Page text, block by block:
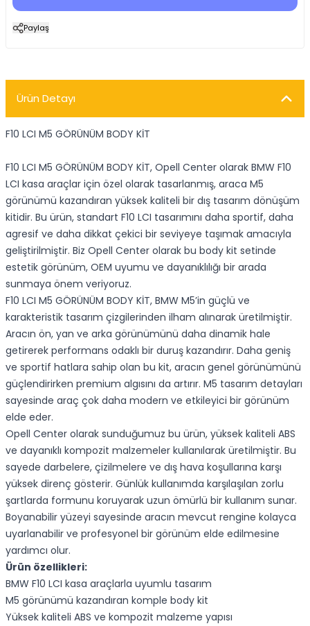
Paylaş
Ürün Detayı
F10 LCI M5 GÖRÜNÜM BODY KİT
F10 LCI M5 GÖRÜNÜM BODY KİT, Opell Center olarak BMW F10
LCI kasa araçlar için özel olarak tasarlanmış, araca M5
görünümü kazandıran yüksek kaliteli bir dış tasarım dönüşüm
kitidir. Bu ürün, standart F10 LCI tasarımını daha sportif, daha
agresif ve daha dikkat çekici bir seviyeye taşımak amacıyla
geliştirilmiştir. Biz Opell Center olarak bu body kit setinde
estetik görünüm, OEM uyumu ve dayanıklılığı bir arada
sunmaya önem veriyoruz.
F10 LCI M5 GÖRÜNÜM BODY KİT, BMW M5’in güçlü ve
karakteristik tasarım çizgilerinden ilham alınarak üretilmiştir.
Aracın ön, yan ve arka görünümünü daha dinamik hale
getirerek performans odaklı bir duruş kazandırır. Daha geniş
ve sportif hatlara sahip olan bu kit, aracın genel görünümünü
güçlendirirken premium algısını da artırır. M5 tasarım detayları
sayesinde araç çok daha modern ve etkileyici bir görünüm
elde eder.
Opell Center olarak sunduğumuz bu ürün, yüksek kaliteli ABS
ve dayanıklı kompozit malzemeler kullanılarak üretilmiştir. Bu
sayede darbelere, çizilmelere ve dış hava koşullarına karşı
yüksek direnç gösterir. Günlük kullanımda karşılaşılan zorlu
şartlarda formunu koruyarak uzun ömürlü bir kullanım sunar.
Boyanabilir yüzeyi sayesinde aracın mevcut rengine kolayca
uyarlanabilir ve profesyonel bir görünüm elde edilmesine
yardımcı olur.
Ürün özellikleri:
BMW F10 LCI kasa araçlarla uyumlu tasarım
M5 görünümü kazandıran komple body kit
Yüksek kaliteli ABS ve kompozit malzeme yapısı